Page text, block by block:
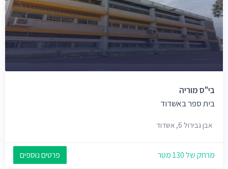
בי"ס מוריה
בית ספר באשדוד
אבן גבירול 6, אשדוד
מרחק של 130 מטר פרטים נוספים